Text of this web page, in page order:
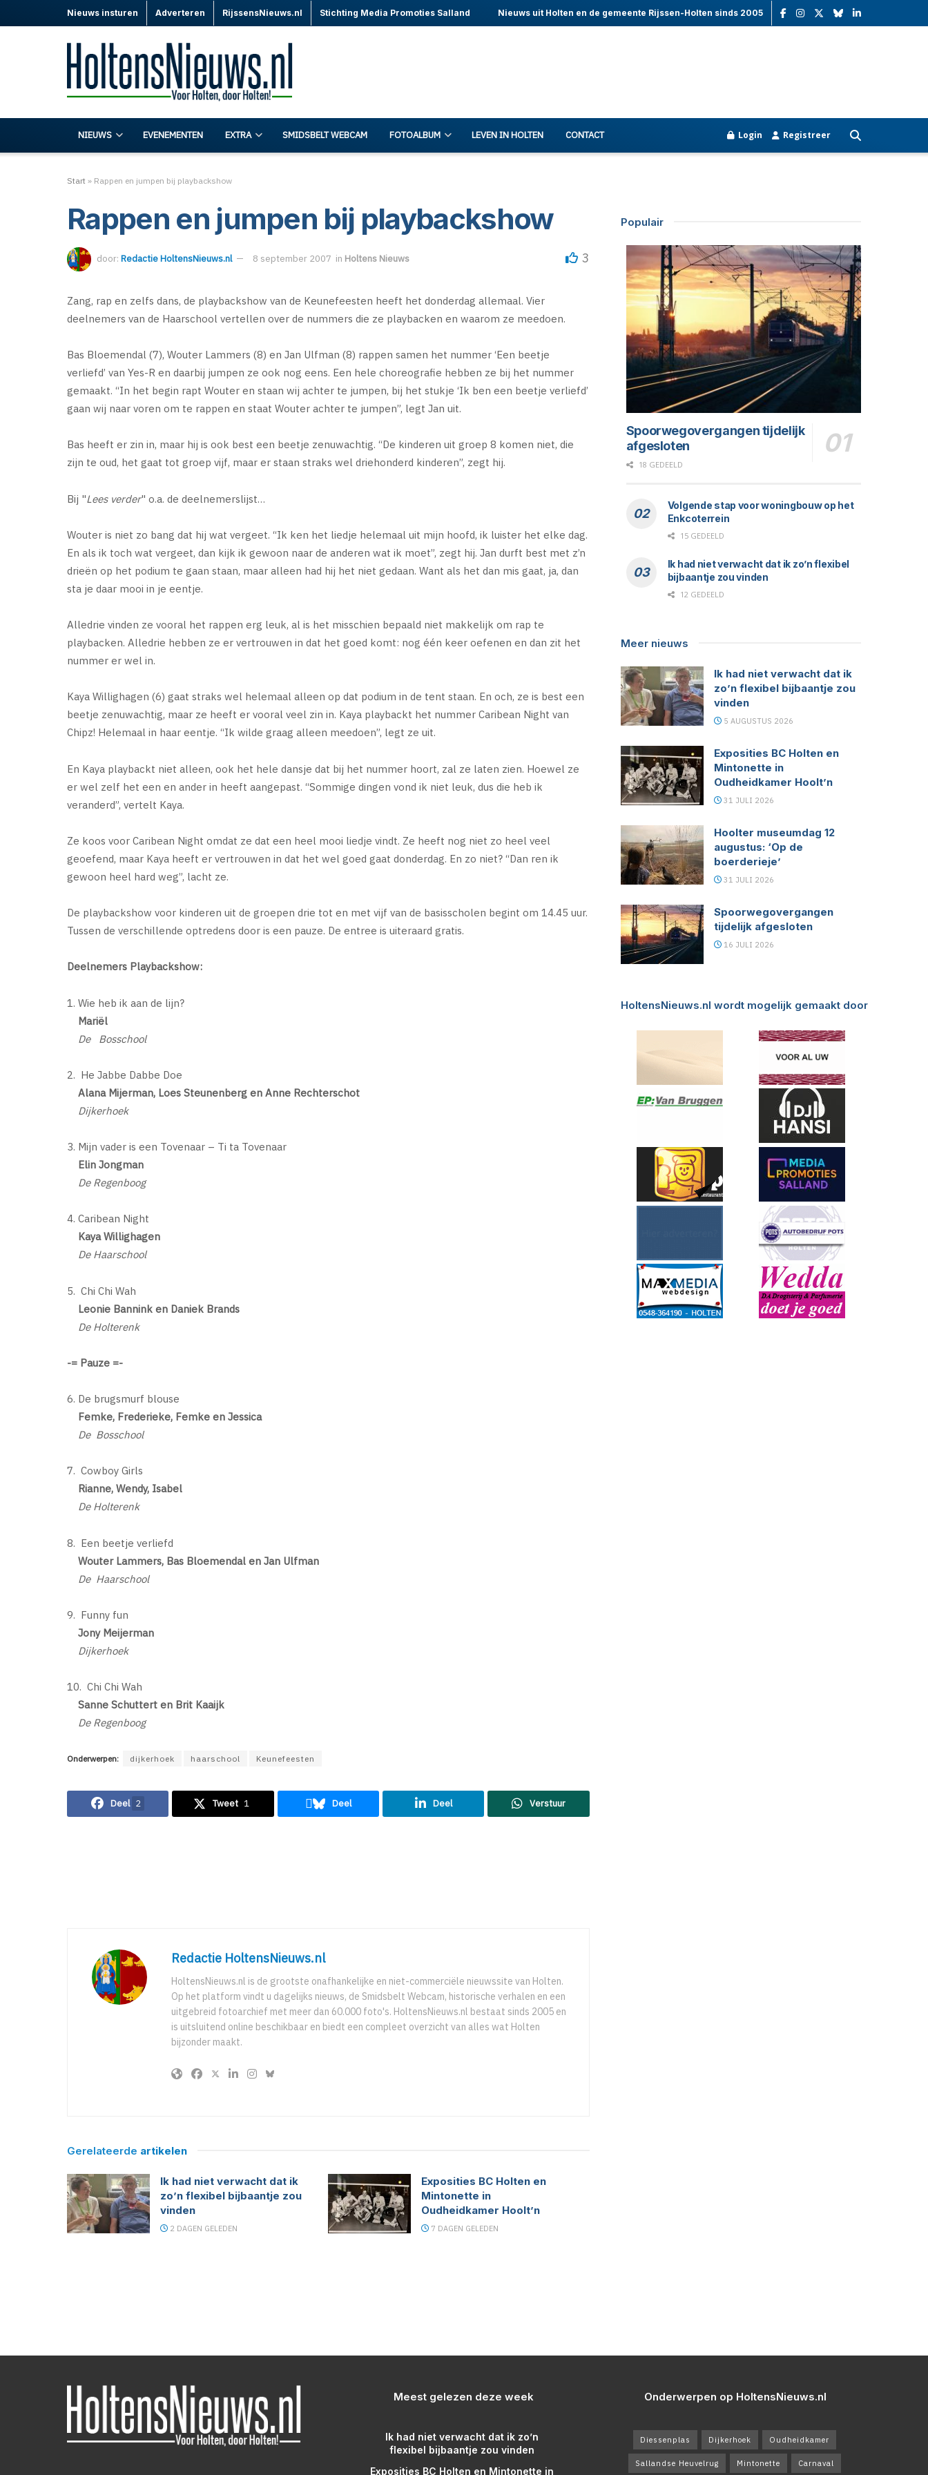
Nieuws insturen Adverteren RijssensNieuws.nl Stichting Media Promoties Salland Nieuws uit Holten en de gemeente Rijssen-Holten sinds 2005
NIEUWS EVENEMENTEN EXTRA SMIDSBELT WEBCAM FOTOALBUM LEVEN IN HOLTEN CONTACT Login Registreer
Start » Rappen en jumpen bij playbackshow
Rappen en jumpen bij playbackshow
door: Redactie HoltensNieuws.nl 8 september 2007 in Holtens Nieuws 3
Zang, rap en zelfs dans, de playbackshow van de Keunefeesten heeft het donderdag allemaal. Vier
deelnemers van de Haarschool vertellen over de nummers die ze playbacken en waarom ze meedoen.
Bas Bloemendal (7), Wouter Lammers (8) en Jan Ulfman (8) rappen samen het nummer ‘Een beetje
verliefd’ van Yes-R en daarbij jumpen ze ook nog eens. Een hele choreografie hebben ze bij het nummer
gemaakt. “In het begin rapt Wouter en staan wij achter te jumpen, bij het stukje ‘Ik ben een beetje verliefd’
gaan wij naar voren om te rappen en staat Wouter achter te jumpen”, legt Jan uit.
Bas heeft er zin in, maar hij is ook best een beetje zenuwachtig. “De kinderen uit groep 8 komen niet, die
zijn te oud, het gaat tot groep vijf, maar er staan straks wel driehonderd kinderen”, zegt hij.
Bij "Lees verder" o.a. de deelnemerslijst…
Wouter is niet zo bang dat hij wat vergeet. “Ik ken het liedje helemaal uit mijn hoofd, ik luister het elke dag.
En als ik toch wat vergeet, dan kijk ik gewoon naar de anderen wat ik moet”, zegt hij. Jan durft best met z’n
drieën op het podium te gaan staan, maar alleen had hij het niet gedaan. Want als het dan mis gaat, ja, dan
sta je daar mooi in je eentje.
Alledrie vinden ze vooral het rappen erg leuk, al is het misschien bepaald niet makkelijk om rap te
playbacken. Alledrie hebben ze er vertrouwen in dat het goed komt: nog één keer oefenen en dan zit het
nummer er wel in.
Kaya Willighagen (6) gaat straks wel helemaal alleen op dat podium in de tent staan. En och, ze is best een
beetje zenuwachtig, maar ze heeft er vooral veel zin in. Kaya playbackt het nummer Caribean Night van
Chipz! Helemaal in haar eentje. “Ik wilde graag alleen meedoen”, legt ze uit.
En Kaya playbackt niet alleen, ook het hele dansje dat bij het nummer hoort, zal ze laten zien. Hoewel ze
er wel zelf het een en ander in heeft aangepast. “Sommige dingen vond ik niet leuk, dus die heb ik
veranderd”, vertelt Kaya.
Ze koos voor Caribean Night omdat ze dat een heel mooi liedje vindt. Ze heeft nog niet zo heel veel
geoefend, maar Kaya heeft er vertrouwen in dat het wel goed gaat donderdag. En zo niet? “Dan ren ik
gewoon heel hard weg”, lacht ze.
De playbackshow voor kinderen uit de groepen drie tot en met vijf van de basisscholen begint om 14.45 uur.
Tussen de verschillende optredens door is een pauze. De entree is uiteraard gratis.
Deelnemers Playbackshow:
1. Wie heb ik aan de lijn?
Mariël
De Bosschool
2. He Jabbe Dabbe Doe
Alana Mijerman, Loes Steunenberg en Anne Rechterschot
Dijkerhoek
3. Mijn vader is een Tovenaar – Ti ta Tovenaar
Elin Jongman
De Regenboog
4. Caribean Night
Kaya Willighagen
De Haarschool
5. Chi Chi Wah
Leonie Bannink en Daniek Brands
De Holterenk
-= Pauze =-
6. De brugsmurf blouse
Femke, Frederieke, Femke en Jessica
De Bosschool
7. Cowboy Girls
Rianne, Wendy, Isabel
De Holterenk
8. Een beetje verliefd
Wouter Lammers, Bas Bloemendal en Jan Ulfman
De Haarschool
9. Funny fun
Jony Meijerman
Dijkerhoek
10. Chi Chi Wah
Sanne Schuttert en Brit Kaaijk
De Regenboog
Onderwerpen: dijkerhoek haarschool Keunefeesten
Deel 2 Tweet 1 Deel Deel Verstuur
Redactie HoltensNieuws.nl
HoltensNieuws.nl is de grootste onafhankelijke en niet-commerciële nieuwssite van Holten.
Op het platform vindt u dagelijks nieuws, de Smidsbelt Webcam, historische verhalen en een
uitgebreid fotoarchief met meer dan 60.000 foto's. HoltensNieuws.nl bestaat sinds 2005 en
is uitsluitend online beschikbaar en biedt een compleet overzicht van alles wat Holten
bijzonder maakt.
Gerelateerde artikelen
Ik had niet verwacht dat ik
zo’n flexibel bijbaantje zou
vinden
2 DAGEN GELEDEN
Exposities BC Holten en
Mintonette in
Oudheidkamer Hoolt’n
7 DAGEN GELEDEN
Populair
Spoorwegovergangen tijdelijk
afgesloten
18 GEDEELD
Volgende stap voor woningbouw op het
Enkcoterrein
15 GEDEELD
Ik had niet verwacht dat ik zo’n flexibel
bijbaantje zou vinden
12 GEDEELD
Meer nieuws
Ik had niet verwacht dat ik
zo’n flexibel bijbaantje zou
vinden
5 AUGUSTUS 2026
Exposities BC Holten en
Mintonette in
Oudheidkamer Hoolt’n
31 JULI 2026
Hoolter museumdag 12
augustus: ‘Op de
boerderieje’
31 JULI 2026
Spoorwegovergangen
tijdelijk afgesloten
16 JULI 2026
HoltensNieuws.nl wordt mogelijk gemaakt door
Meest gelezen deze week
Ik had niet verwacht dat ik zo’n
flexibel bijbaantje zou vinden
Exposities BC Holten en Mintonette in
Onderwerpen op HoltensNieuws.nl
Diessenplas Dijkerhoek Oudheidkamer
Sallandse Heuvelrug Mintonette Carnaval